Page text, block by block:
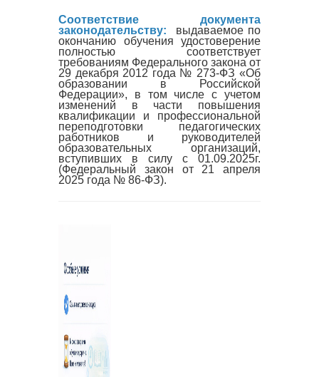
Соответствие документа
законодательству: выдаваемое по
окончанию обучения удостоверение
полностью соответствует
требованиям Федерального закона от
29 декабря 2012 года № 273-ФЗ «Об
образовании в Российской
Федерации», в том числе с учетом
изменений в части повышения
квалификации и профессиональной
переподготовки педагогических
работников и руководителей
образовательных организаций,
вступивших в силу с 01.09.2025г.
(Федеральный закон от 21 апреля
2025 года № 86-ФЗ).